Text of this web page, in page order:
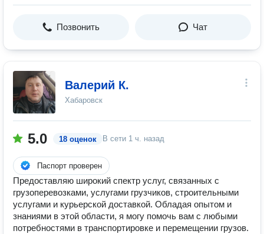
Позвонить Чат
Валерий К.
Хабаровск
5.0 18 оценок В сети 1 ч. назад
Паспорт проверен
Предоставляю широкий спектр услуг, связанных с
грузоперевозками, услугами грузчиков, строительными
услугами и курьерской доставкой. Обладая опытом и
знаниями в этой области, я могу помочь вам с любыми
потребностями в транспортировке и перемещении грузов.